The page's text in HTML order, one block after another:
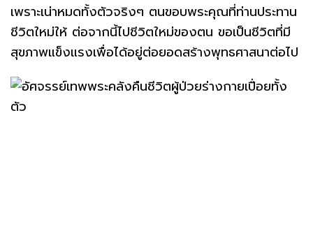
เพราะเน่าหมดทั้งตัวจริงๆ ตนขอบพระคุณที่ท่านประทาน
ชีวิตใหม่ให้ ต่อจากนี้ไปชีวิตใหม่ของตน ขอเป็นชีวิตที่มี
สุขภาพแข็งแรงเพื่อได้อยู่ต่อยอดสร้างพุทธศาสนาต่อไป